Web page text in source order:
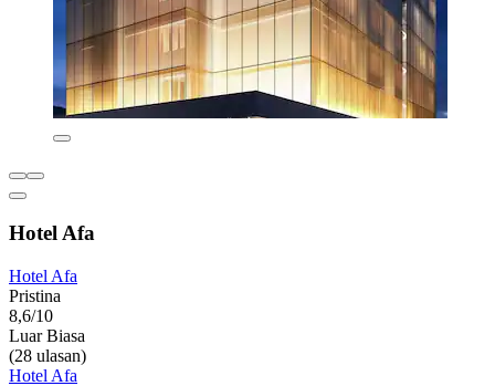
Hotel Afa
Hotel Afa
Pristina
8,6/10
Luar Biasa
(28 ulasan)
Hotel Afa